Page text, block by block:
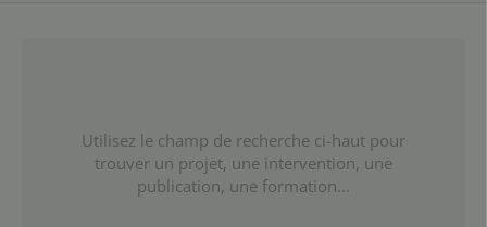
Utilisez le champ de recherche ci-haut pour
trouver un projet, une intervention, une
publication, une formation...